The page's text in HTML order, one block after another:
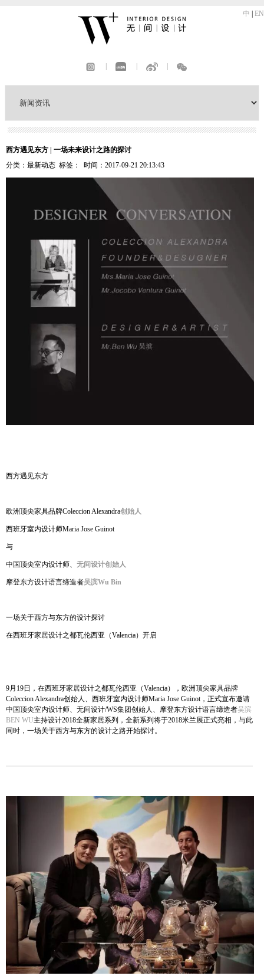
中 EN
西方遇见东方 | 一场未来设计之路的探讨
分类：最新动态 标签： 时间：2017-09-21 20:13:43
西方遇见东方
欧洲顶尖家具品牌Coleccion Alexandra创始人
西班牙室内设计师Maria Jose Guinot
与
中国顶尖室内设计师、 无间设计创始人
摩登东方设计语言缔造者吴滨Wu Bin
一场关于西方与东方的设计探讨
在西班牙家居设计之都瓦伦西亚（Valencia）开启
9月19日，在西班牙家居设计之都瓦伦西亚（Valencia），欧洲顶尖家具品牌
Coleccion Alexandra创始人、西班牙室内设计师Maria Jose Guinot，正式宣布邀请
中国顶尖室内设计师、无间设计/WS集团创始人、摩登东方设计语言缔造者吴滨
BEN WU主持设计2018全新家居系列，全新系列将于2018米兰展正式亮相，与此
同时，一场关于西方与东方的设计之路开始探讨。